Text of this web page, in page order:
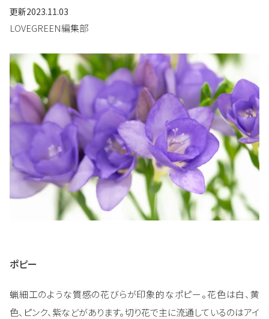
更新2023.11.03
LOVEGREEN編集部
ポピー
蝋細工のような質感の花びらが印象的なポピー。花色は白、黄
色、ピンク、紫などがあります。切り花で主に流通しているのはアイ